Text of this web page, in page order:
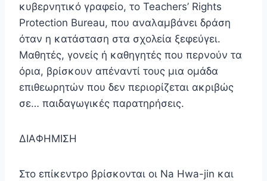
κυβερνητικό γραφείο, το Teachers’ Rights
Protection Bureau, που αναλαμβάνει δράση
όταν η κατάσταση στα σχολεία ξεφεύγει.
Μαθητές, γονείς ή καθηγητές που περνούν τα
όρια, βρίσκουν απέναντί τους μια ομάδα
επιθεωρητών που δεν περιορίζεται ακριβώς
σε… παιδαγωγικές παρατηρήσεις.
ΔΙΑΦΗΜΙΣΗ
Στο επίκεντρο βρίσκονται οι Na Hwa-jin και